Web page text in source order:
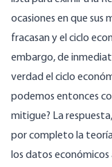
ocasiones en que sus
fracasan y el ciclo
embargo, de
verdad el ciclo
podemos entonces
mitigue? La
por completo la
los datos